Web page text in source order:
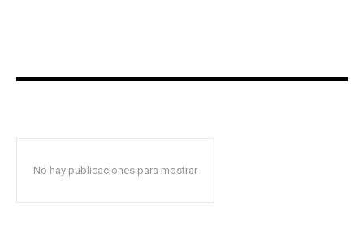
No hay publicaciones para mostrar